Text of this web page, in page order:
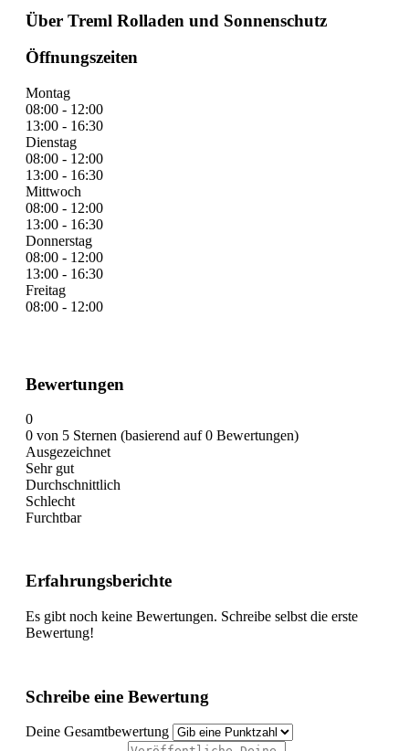
Über Treml Rolladen und Sonnenschutz
Öffnungszeiten
Montag
08:00 - 12:00
13:00 - 16:30
Dienstag
08:00 - 12:00
13:00 - 16:30
Mittwoch
08:00 - 12:00
13:00 - 16:30
Donnerstag
08:00 - 12:00
13:00 - 16:30
Freitag
08:00 - 12:00
Bewertungen
0
0 von 5 Sternen (basierend auf 0 Bewertungen)
Ausgezeichnet
Sehr gut
Durchschnittlich
Schlecht
Furchtbar
Erfahrungsberichte
Es gibt noch keine Bewertungen. Schreibe selbst die erste
Bewertung!
Schreibe eine Bewertung
Deine Gesamtbewertung